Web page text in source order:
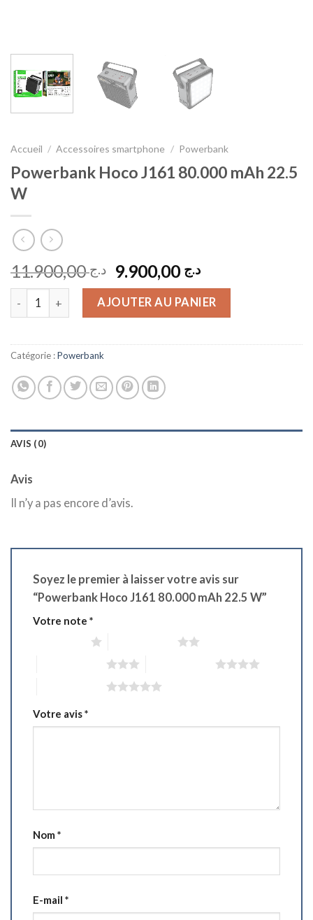
Accueil / Accessoires smartphone / Powerbank
Powerbank Hoco J161 80.000 mAh 22.5
W
د.ج11.900,00
Le
prix
initial
était :
د.ج 9.900,00
Le
prix
actuel
est :
quantité de Powerbank Hoco J161 80.000 mAh 22.5 W
AJOUTER AU PANIER
Catégorie :Powerbank
AVIS (0)
Avis
Il n’y a pas encore d’avis.
Soyez le premier à laisser votre avis sur
“Powerbank Hoco J161 80.000 mAh 22.5 W”
Votre note *
Votre avis*
Nom*
E-mail *